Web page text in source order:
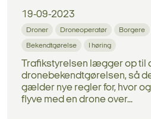
19-09-2023
Droner Droneoperatør Borgere
Bekendtgørelse I høring
Trafikstyrelsen lægger op til
dronebekendtgørelsen, så
gælder nye regler for, hvor
flyve med en drone over...